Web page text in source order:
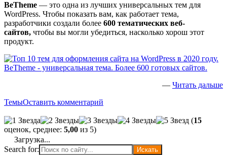
BeTheme — это одна из лучших универсальных тем для
WordPress. Чтобы показать вам, как работает тема,
разработчики создали более 600 тематических веб-
сайтов, чтобы вы могли убедиться, насколько хорош этот
продукт.
— Читать дальше
ТемыОставить комментарий
(15
оценок, среднее: 5,00 из 5)
Загрузка...
Search for: